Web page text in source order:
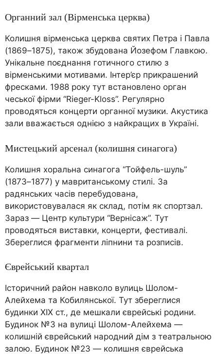
Органний зал (Вірменська церква)
Колишня вірменська церква святих Петра і Павла
(1869–1875), також збудована Йозефом Главкою.
Унікальне поєднання готичного стилю з
вірменськими мотивами. Інтер’єр прикрашений
фресками. 1988 року тут встановлено орган
чеської фірми “Rieger-Kloss”. Регулярно
проводяться концерти органної музики. Акустика
зали вважається однією з найкращих в Україні.
Мистецький арсенал (колишня синагога)
Колишня хоральна синагога “Тойфель-шуль”
(1873–1877) у мавританському стилі. За
радянських часів перебудована,
використовувалася як склад, потім як спортзал.
Зараз — Центр культури “Вернісаж”. Тут
проводяться виставки, концерти, фестивалі.
Збереглися фрагменти ліпнини та розписів.
Єврейський квартал
Історичний район навколо вулиць Шолом-
Алейхема та Кобилянської. Тут збереглися
будинки XIX ст., де мешкали єврейські родини.
Будинок №3 на вулиці Шолом-Алейхема —
колишній єврейський народний дім з театральною
залою. Будинок №23 — колишня єврейська